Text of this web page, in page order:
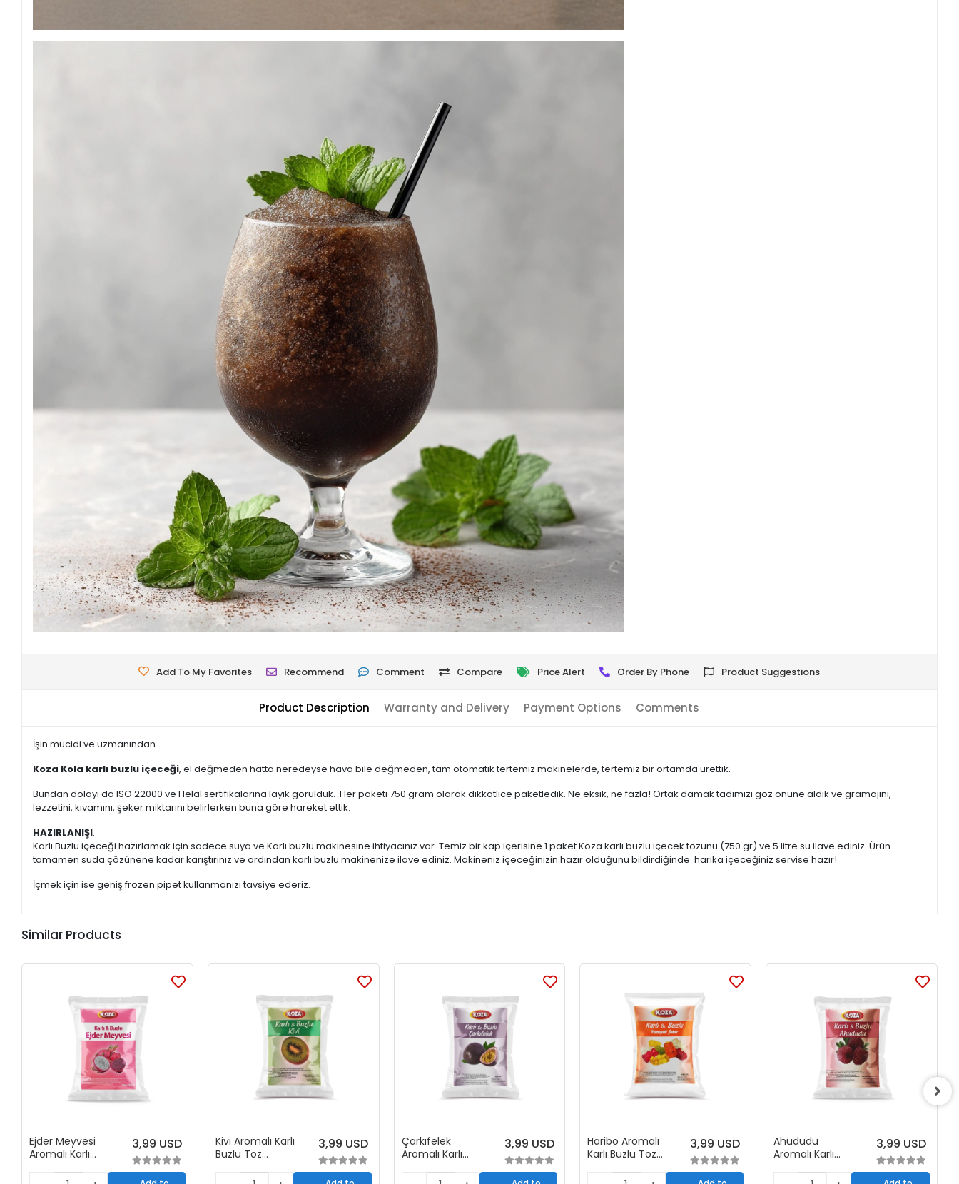
Add To My Favorites Recommend Comment Compare Price Alert Order By Phone Product Suggestions
Product Description Warranty and Delivery Payment Options Comments
İşin mucidi ve uzmanından...
Koza Kola karlı buzlu içeceği, el değmeden hatta neredeyse hava bile değmeden, tam otomatik tertemiz makinelerde, tertemiz bir ortamda ürettik.
Bundan dolayı da ISO 22000 ve Helal sertifikalarına layık görüldük. Her paketi 750 gram olarak dikkatlice paketledik. Ne eksik, ne fazla! Ortak damak tadımızı göz önüne aldık ve gramajını,
lezzetini, kıvamını, şeker miktarını belirlerken buna göre hareket ettik.
HAZIRLANIŞI:
Karlı Buzlu içeceği hazırlamak için sadece suya ve Karlı buzlu makinesine ihtiyacınız var. Temiz bir kap içerisine 1 paket Koza karlı buzlu içecek tozunu (750 gr) ve 5 litre su ilave ediniz. Ürün
tamamen suda çözünene kadar karıştırınız ve ardından karlı buzlu makinenize ilave ediniz. Makineniz içeceğinizin hazır olduğunu bildirdiğinde harika içeceğiniz servise hazır!
İçmek için ise geniş frozen pipet kullanmanızı tavsiye ederiz.
Similar Products
Ejder Meyvesi
Aromalı Karlı
Karışımı (1+5)
3,99 USD
Kivi Aromalı Karlı
Buzlu Toz
3,99 USD
Çarkıfelek
Aromalı Karlı
Karışımı (1+5)
3,99 USD
Haribo Aromalı
Karlı Buzlu Toz
3,99 USD
Ahududu
Aromalı Karlı
Karışımı (1+5)
3,99 USD